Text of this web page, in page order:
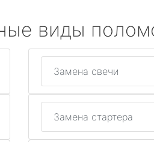
виды
Замена свечи
Замена стартера